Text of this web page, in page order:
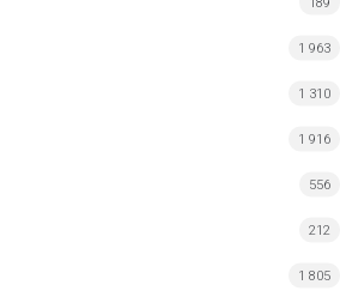
1 963
1 310
1 916
556
212
1 805